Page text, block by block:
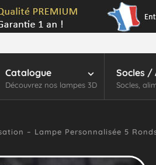
Catalogue
Découvrez nos lampes 3D
Socles /
Socles,
– Lampe Personnalisée 5